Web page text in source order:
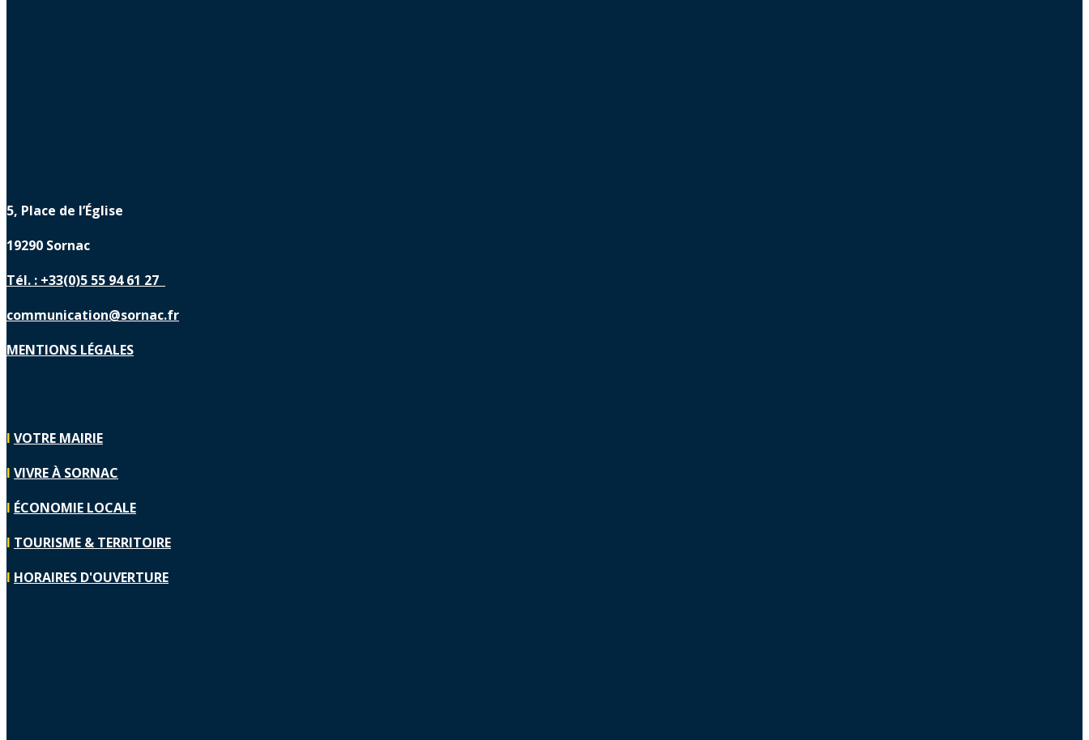
5, Place de l’Église
19290 Sornac
Tél. : +33(0)5 55 94 61 27
communication@sornac.fr
MENTIONS LÉGALES
I VOTRE MAIRIE
I VIVRE À SORNAC
I ÉCONOMIE LOCALE
I TOURISME & TERRITOIRE
I HORAIRES D'OUVERTURE